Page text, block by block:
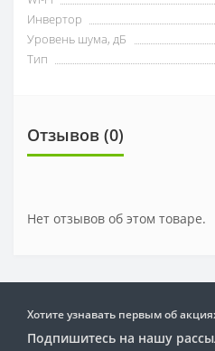
Инвертор
Уровень шума, дБ
Тип
Отзывов (0)
Нет отзывов об этом товаре.
Хотите узнавать первым об
Подпишитесь на нашу